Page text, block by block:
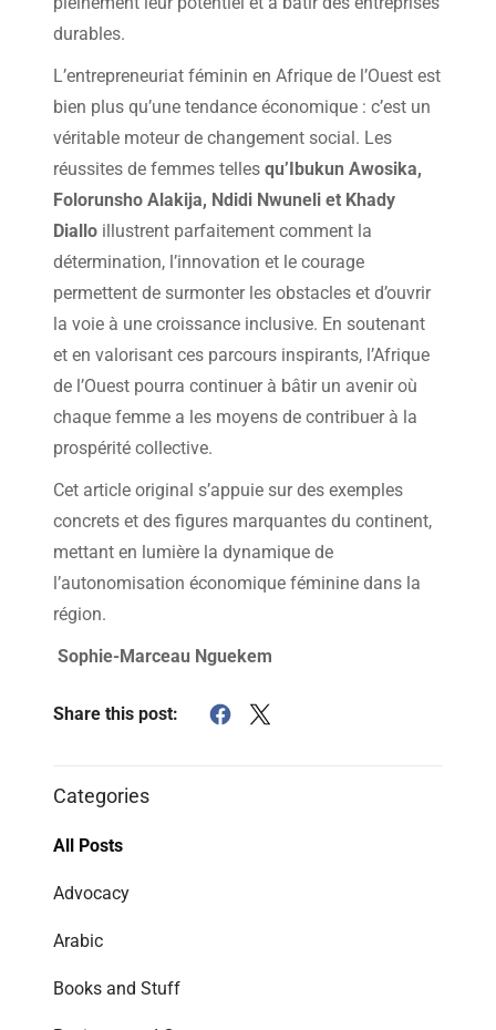
durables.
L’entrepreneuriat féminin en Afrique de l’Ouest est
bien plus qu’une tendance économique : c’est un
véritable moteur de changement social. Les
réussites de femmes telles qu’Ibukun Awosika,
Folorunsho Alakija, Ndidi Nwuneli et Khady
Diallo illustrent parfaitement comment la
détermination, l’innovation et le courage
permettent de surmonter les obstacles et d’ouvrir
la voie à une croissance inclusive. En soutenant
et en valorisant ces parcours inspirants, l’Afrique
de l’Ouest pourra continuer à bâtir un avenir où
chaque femme a les moyens de contribuer à la
prospérité collective.
Cet article original s’appuie sur des exemples
concrets et des figures marquantes du continent,
mettant en lumière la dynamique de
l’autonomisation économique féminine dans la
région.
Sophie-Marceau Nguekem
Share this post:
Categories
All Posts
Advocacy
Arabic
Books and Stuff